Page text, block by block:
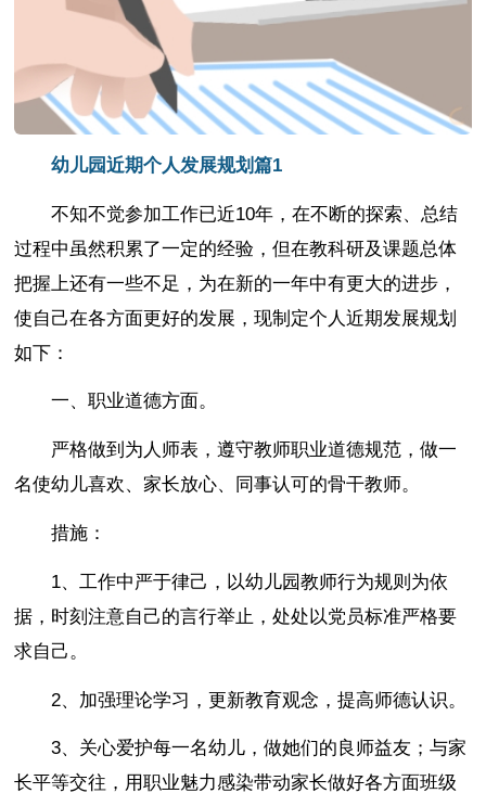
幼儿园近期个人发展规划篇1
不知不觉参加工作已近10年，在不断的探索、总结
过程中虽然积累了一定的经验，但在教科研及课题总体
把握上还有一些不足，为在新的一年中有更大的进步，
使自己在各方面更好的发展，现制定个人近期发展规划
如下：
一、职业道德方面。
严格做到为人师表，遵守教师职业道德规范，做一
名使幼儿喜欢、家长放心、同事认可的骨干教师。
措施：
1、工作中严于律己，以幼儿园教师行为规则为依
据，时刻注意自己的言行举止，处处以党员标准严格要
求自己。
2、加强理论学习，更新教育观念，提高师德认识。
3、关心爱护每一名幼儿，做她们的良师益友；与家
长平等交往，用职业魅力感染带动家长做好各方面班级